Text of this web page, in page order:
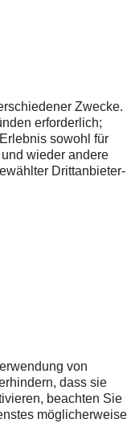
Zwecke.
erforderlich;
sowohl für
wieder andere
Drittanbieter-
von
dass sie
beachten Sie
möglicherweise